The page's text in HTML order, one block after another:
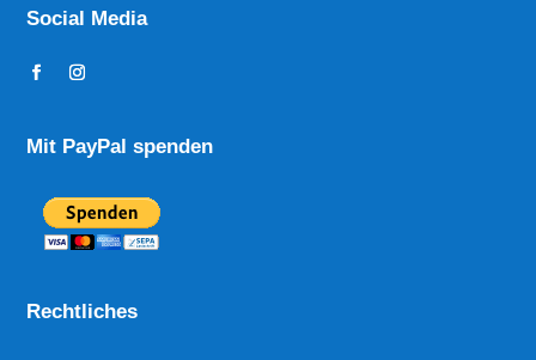
Social Media
Mit PayPal spenden
Rechtliches